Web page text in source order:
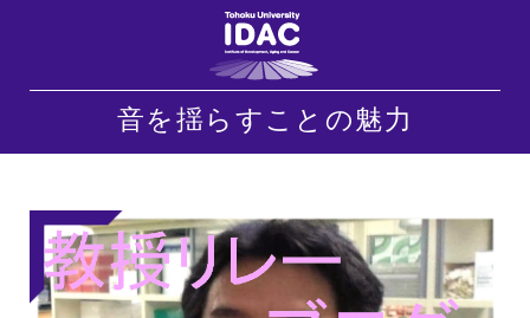
音を揺らすことの魅力